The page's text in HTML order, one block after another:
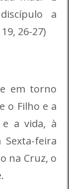
a
26-27)
em torno
o Filho e a
a vida, à
Sexta-feira
na Cruz, o